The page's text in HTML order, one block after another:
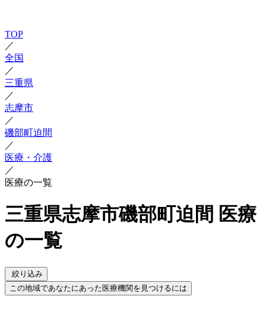
TOP
／
全国
／
三重県
／
志摩市
／
磯部町迫間
／
医療・介護
／
医療の一覧
三重県志摩市磯部町迫間 医療
の一覧
絞り込み
この地域であなたにあった医療機関を見つけるには